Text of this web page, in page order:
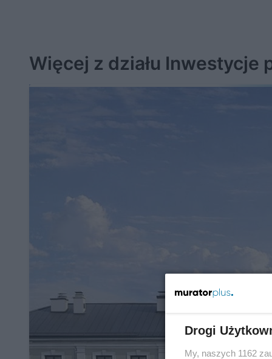
Więcej z działu Inwestycje
Drogi
My, naszych 1162